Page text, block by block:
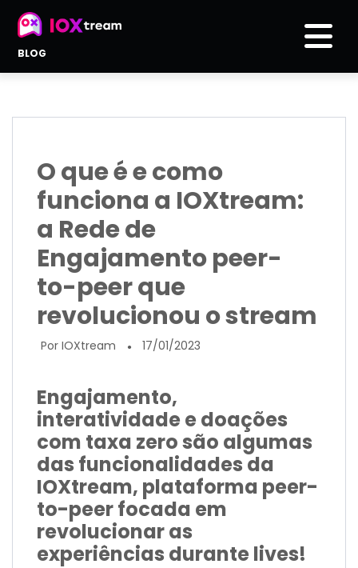
BLOG
O que é e como
funciona a IOXtream:
a Rede de
Engajamento peer-
to-peer que
revolucionou o stream
Por IOXtream ● 17/01/2023
Engajamento,
interatividade e doações
com taxa zero são algumas
das funcionalidades da
IOXtream, plataforma peer-
to-peer focada em
revolucionar as
experiências durante lives!